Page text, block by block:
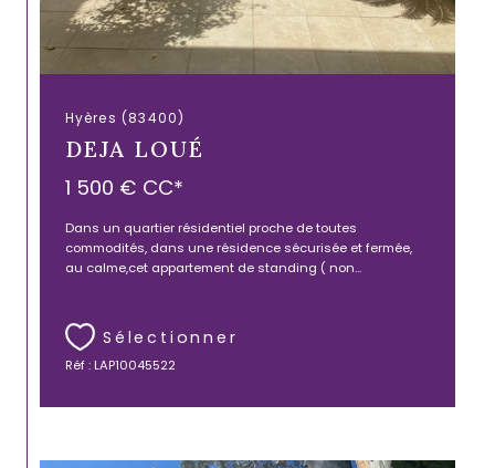
Hyères (83400)
DEJA LOUÉ
1 500 € CC*
Dans un quartier résidentiel proche de toutes
commodités, dans une résidence sécurisée et fermée,
au calme,cet appartement de standing ( non...
Sélectionner
Réf : LAP10045522